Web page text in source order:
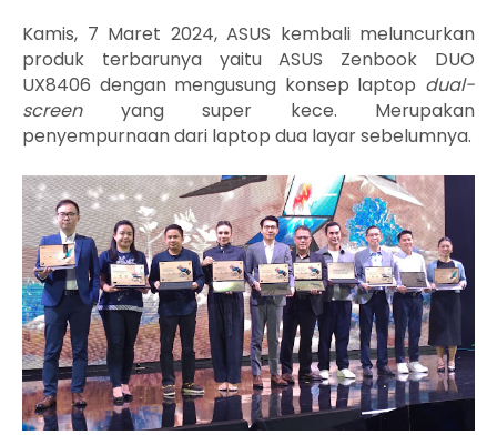
Kamis, 7 Maret 2024, ASUS kembali meluncurkan
produk terbarunya yaitu ASUS Zenbook DUO
UX8406 dengan mengusung konsep laptop dual-
screen yang super kece. Merupakan
penyempurnaan dari laptop dua layar sebelumnya.